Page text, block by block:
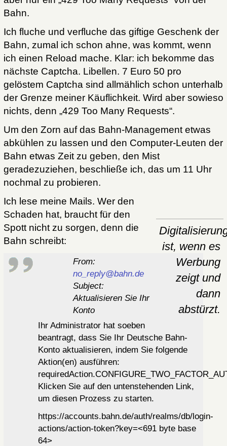
Bahn.
Ich fluche und verfluche das giftige Geschenk der
Bahn, zumal ich schon ahne, was kommt, wenn
ich einen Reload mache. Klar: ich bekomme das
nächste Captcha. Libellen. 7 Euro 50 pro
gelöstem Captcha sind allmählich schon unterhalb
der Grenze meiner Käuflichkeit. Wird aber sowieso
nichts, denn „429 Too Many Requests“.
Um den Zorn auf das Bahn-Management etwas
abkühlen zu lassen und den Computer-Leuten der
Bahn etwas Zeit zu geben, den Mist
geradezuziehen, beschließe ich, das um 11 Uhr
nochmal zu probieren.
ist, wenn es
Werbung
zeigt und
dann
abstürzt.
Ich lese meine Mails. Wer den
Schaden hat, braucht für den
Spott nicht zu sorgen, denn die
Bahn schreibt:
From:
no_reply@bahn.de
Subject:
Aktualisieren Sie Ihr
Konto
Ihr Administrator hat soeben
beantragt, dass Sie Ihr Deutsche Bahn-
Konto aktualisieren, indem Sie folgende
Aktion(en) ausführen:
Klicken Sie auf den untenstehenden Link,
um diesen Prozess zu starten.
https://accounts.bahn.de/auth/realms/db/login-
actions/action-token?key=<691 byte base
64>